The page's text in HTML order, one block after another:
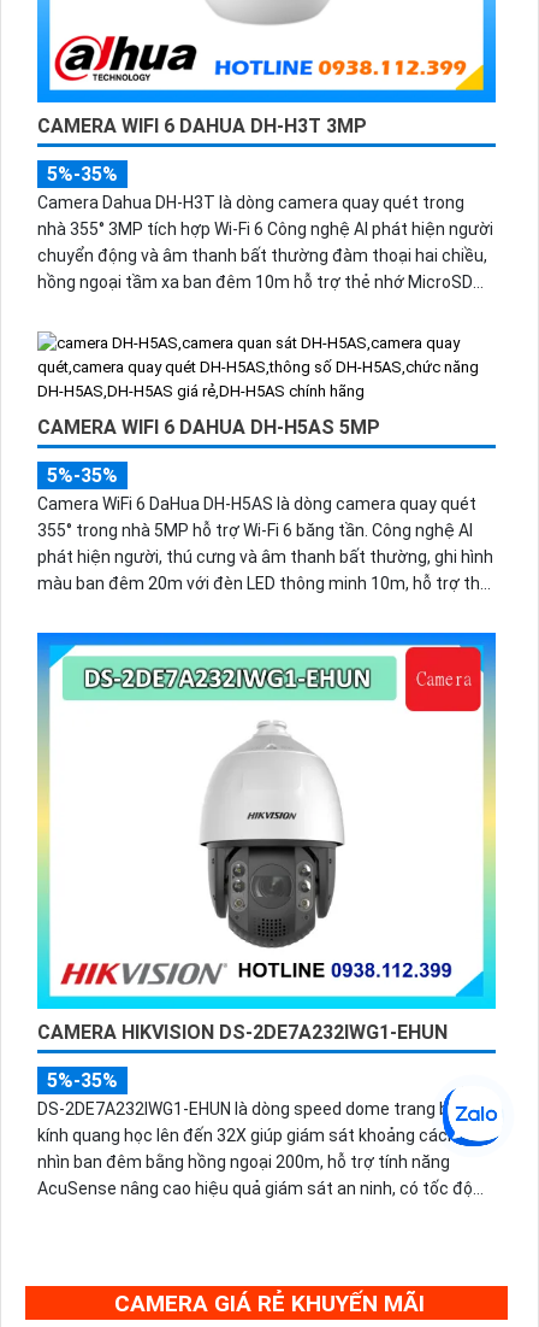
CAMERA WIFI 6 DAHUA DH-H3T 3MP
5%-35%
Camera Dahua DH-H3T là dòng camera quay quét trong
nhà 355° 3MP tích hợp Wi-Fi 6 Công nghệ AI phát hiện người
chuyển động và âm thanh bất thường đàm thoại hai chiều,
hồng ngoại tầm xa ban đêm 10m hỗ trợ thẻ nhớ MicroSD
CAMERA WIFI 6 DAHUA DH-H5AS 5MP
5%-35%
Camera WiFi 6 DaHua DH-H5AS là dòng camera quay quét
355° trong nhà 5MP hỗ trợ Wi-Fi 6 băng tần. Công nghệ AI
phát hiện người, thú cưng và âm thanh bất thường, ghi hình
màu ban đêm 20m với đèn LED thông minh 10m, hỗ trợ thẻ
CAMERA HIKVISION DS-2DE7A232IWG1-EHUN
5%-35%
DS-2DE7A232IWG1-EHUN là dòng speed dome trang bị ống
kính quang học lên đến 32X giúp giám sát khoảng cách xa,
nhìn ban đêm bằng hồng ngoại 200m, hỗ trợ tính năng
AcuSense nâng cao hiệu quả giám sát an ninh, có tốc độ
CAMERA GIÁ RẺ KHUYẾN MÃI